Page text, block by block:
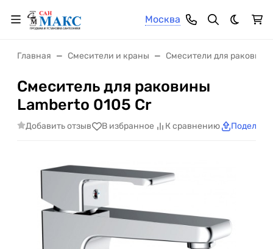
Москва
Темная
Главная Смесители и краны Смесители для раковины
Смеситель для раковины
Lamberto 0105 Cr
Добавить отзыв В избранное К сравнению